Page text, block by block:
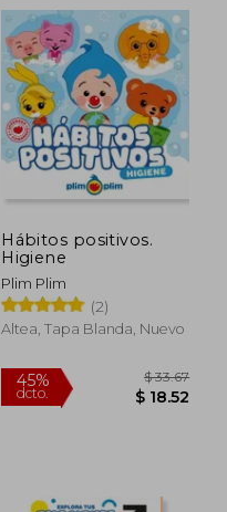
45%
dcto.
Hábitos positivos.
Higiene
Plim Plim
(2)
Altea, Tapa Blanda, Nuevo